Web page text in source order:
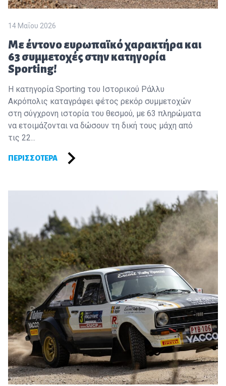
14 Μαΐου 2026
Με έντονο ευρωπαϊκό χαρακτήρα και
63 συμμετοχές στην κατηγορία
Sporting!
Η κατηγορία Sporting του Ιστορικού Ράλλυ
Ακρόπολις καταγράφει φέτος ρεκόρ συμμετοχών
στη σύγχρονη ιστορία του θεσμού, με 63 πληρώματα
να ετοιμάζονται να δώσουν τη δική τους μάχη από
τις 22...
ΠΕΡΙΣΣΌΤΕΡΑ